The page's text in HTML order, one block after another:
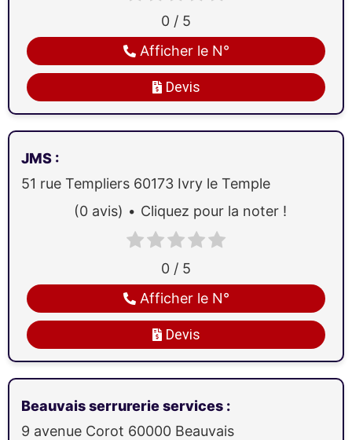
Devis
Afficher le N°
0 / 5
JMS :
51 rue Templiers 60173 Ivry le Temple
Devis
Afficher le N°
0 / 5
(0 avis) Cliquez pour la noter !
Beauvais serrurerie services :
9 avenue Corot 60000 Beauvais